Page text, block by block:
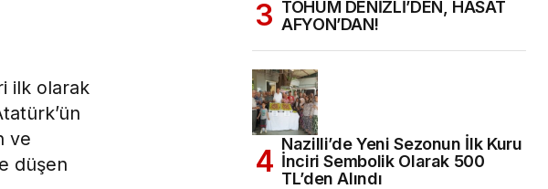
ilk olarak
ve
düşen
TOHUM DENİZLİ’DEN, HASAT
AFYON’DAN!
Nazilli’de Yeni Sezonun İlk Kuru
İnciri Sembolik Olarak 500
TL’den Alındı